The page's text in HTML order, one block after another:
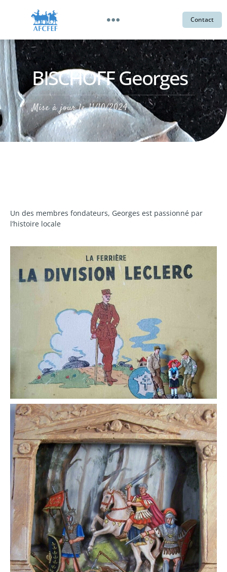
Contact
BISCHOFF Georges
Mise à jour le 11/10/2024
Un des membres fondateurs, Georges est passionné par
l’histoire locale